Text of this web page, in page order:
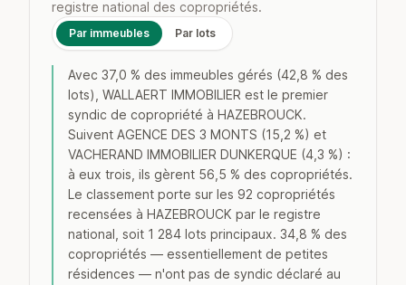
registre national des copropriétés.
Par immeubles Par lots
Avec 37,0 % des immeubles gérés (42,8 % des
lots), WALLAERT IMMOBILIER est le premier
syndic de copropriété à HAZEBROUCK.
Suivent AGENCE DES 3 MONTS (15,2 %) et
VACHERAND IMMOBILIER DUNKERQUE (4,3 %) :
à eux trois, ils gèrent 56,5 % des copropriétés.
Le classement porte sur les 92 copropriétés
recensées à HAZEBROUCK par le registre
national, soit 1 284 lots principaux. 34,8 % des
copropriétés — essentiellement de petites
résidences — n'ont pas de syndic déclaré au